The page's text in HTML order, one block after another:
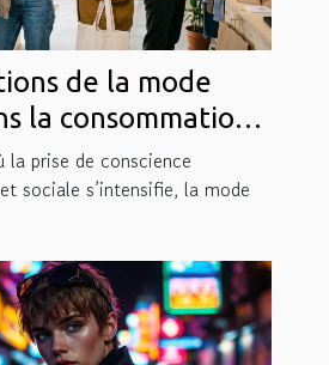
de la mode
la consommation
la prise de conscience
sociale s’intensifie, la mode